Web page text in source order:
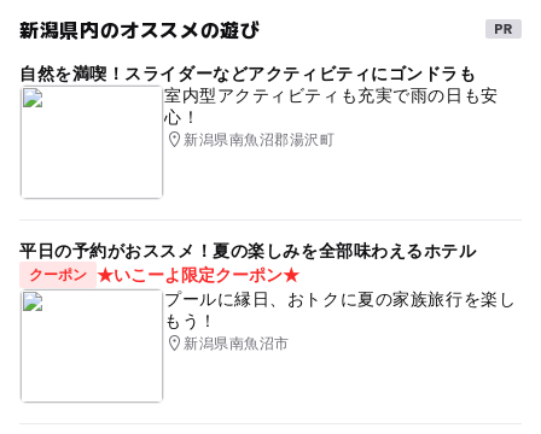
対象年齢
小学生
注意・制限事項
※子ども向け体験プログラムですが、受付は保護者同伴で
お願いいたします。
予約はこちらから
新潟県内のオススメの遊び
自然を満喫！スライダーなどアクティビティにゴンドラも
室内型アクティビティも充実で雨の日も安
心！
新潟県南魚沼郡湯沢町
平日の予約がおススメ！夏の楽しみを全部味わえるホテル
クーポン ★いこーよ限定クーポン★
プールに縁日、おトクに夏の家族旅行を楽し
もう！
新潟県南魚沼市